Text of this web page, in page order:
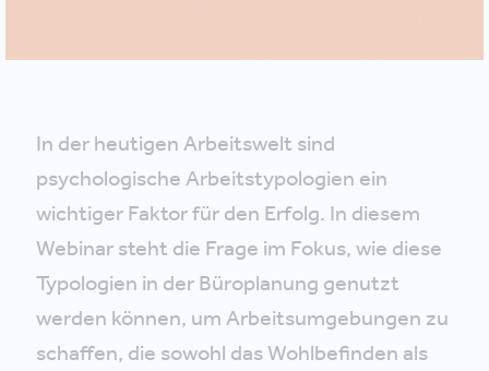
In der heutigen Arbeitswelt sind
psychologische Arbeitstypologien ein
wichtiger Faktor für den Erfolg. In diesem
Webinar steht die Frage im Fokus, wie diese
Typologien in der Büroplanung genutzt
werden können, um Arbeitsumgebungen zu
schaffen, die sowohl das Wohlbefinden als